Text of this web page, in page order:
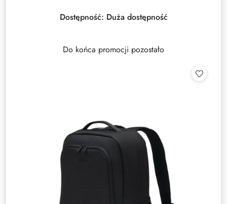
Dostępność: Duża dostępność
Do końca promocji pozostało